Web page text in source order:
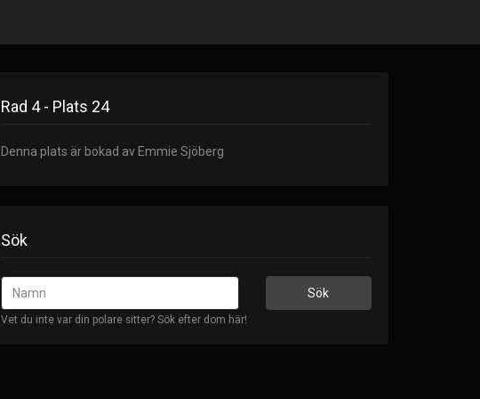
Rad 4 - Plats 24
Denna plats är bokad av Emmie Sjöberg
Sök
Vet du inte var din polare sitter? Sök efter dom här!